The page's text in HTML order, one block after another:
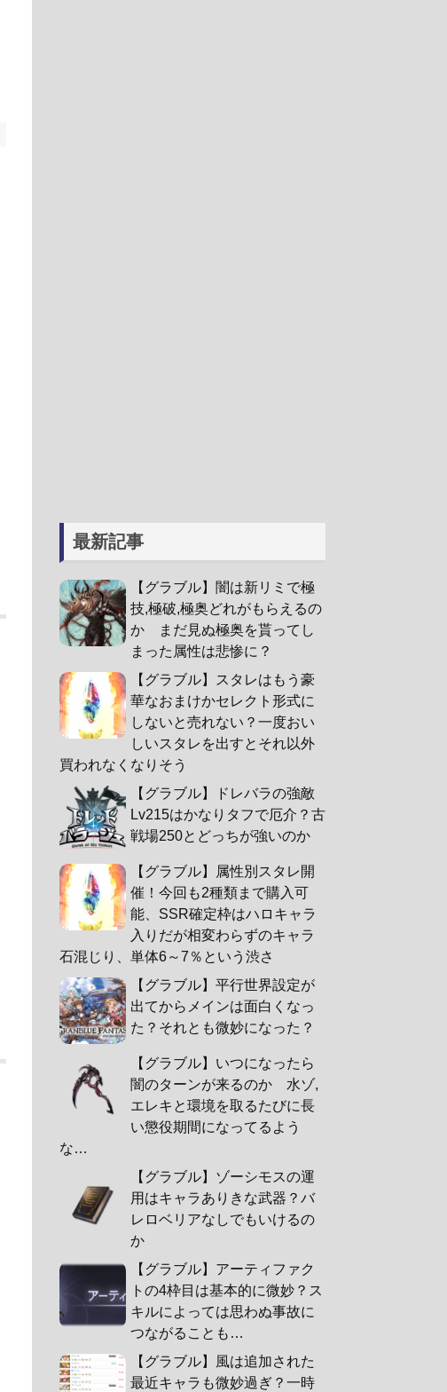
最新記事
【グラブル】闇は新リミで極
技,極破,極奥どれがもらえるの
か まだ見ぬ極奥を貰ってし
まった属性は悲惨に？
【グラブル】スタレはもう豪
華なおまけかセレクト形式に
しないと売れない？一度おい
しいスタレを出すとそれ以外
買われなくなりそう
【グラブル】ドレバラの強敵
Lv215はかなりタフで厄介？古
戦場250とどっちが強いのか
【グラブル】属性別スタレ開
催！今回も2種類まで購入可
能、SSR確定枠はハロキャラ
入りだが相変わらずのキャラ
石混じり、単体6～7％という渋さ
【グラブル】平行世界設定が
出てからメインは面白くなっ
た？それとも微妙になった？
【グラブル】いつになったら
闇のターンが来るのか 水ゾ,
エレキと環境を取るたびに長
い懲役期間になってるよう
な…
【グラブル】ゾーシモスの運
用はキャラありきな武器？バ
レロベリアなしでもいけるの
か
【グラブル】アーティファク
トの4枠目は基本的に微妙？ス
キルによっては思わぬ事故に
つながることも…
【グラブル】風は追加された
最近キャラも微妙過ぎ？一時